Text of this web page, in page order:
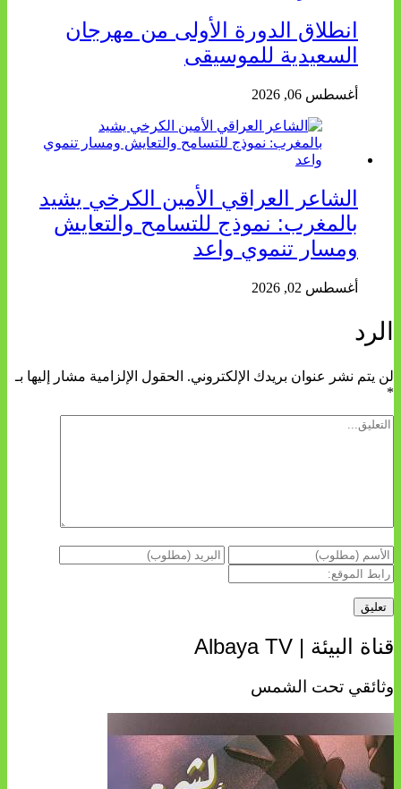
انطلاق الدورة الأولى من مهرجان
السعيدية للموسيقى
أغسطس 06, 2026
الشاعر العراقي الأمين الكرخي يشيد
بالمغرب: نموذج للتسامح والتعايش
ومسار تنموي واعد
أغسطس 02, 2026
الرد
لن يتم نشر عنوان بريدك الإلكتروني. الحقول الإلزامية مشار إليها بـ
*
قناة البيئة | Albaya TV
وثائقي تحت الشمس